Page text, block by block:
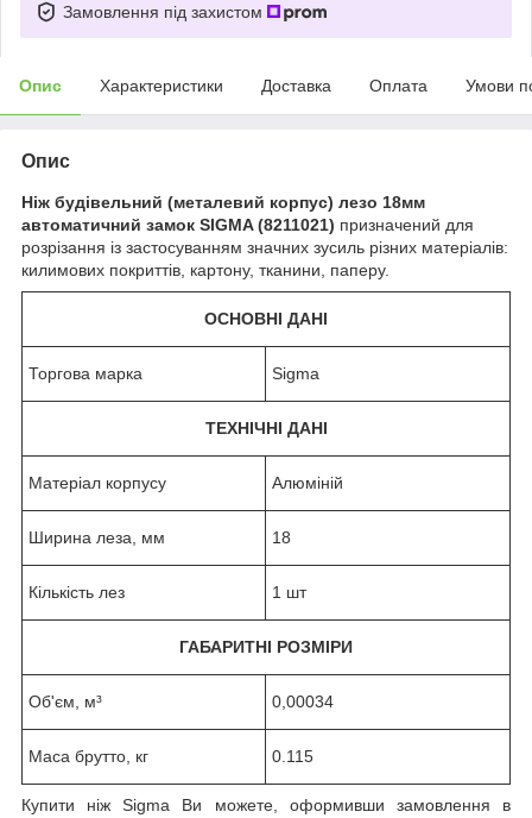
Замовлення під захистом
Опис Характеристики Доставка Оплата Умови
Опис
Ніж будівельний (металевий корпус) лезо 18мм
автоматичний замок SIGMA (8211021) призначений для
розрізання із застосуванням значних зусиль різних матеріалів:
килимових покриттів, картону, тканини, паперу.
ОСНОВНІ ДАНІ
Торгова марка Sigma
ТЕХНІЧНІ ДАНІ
Матеріал корпусу Алюміній
Ширина леза, мм 18
Кількість лез 1 шт
ГАБАРИТНІ РОЗМІРИ
Об'єм, м³ 0,00034
Маса брутто, кг 0.115
Купити ніж Sigma Ви можете, оформивши замовлення в